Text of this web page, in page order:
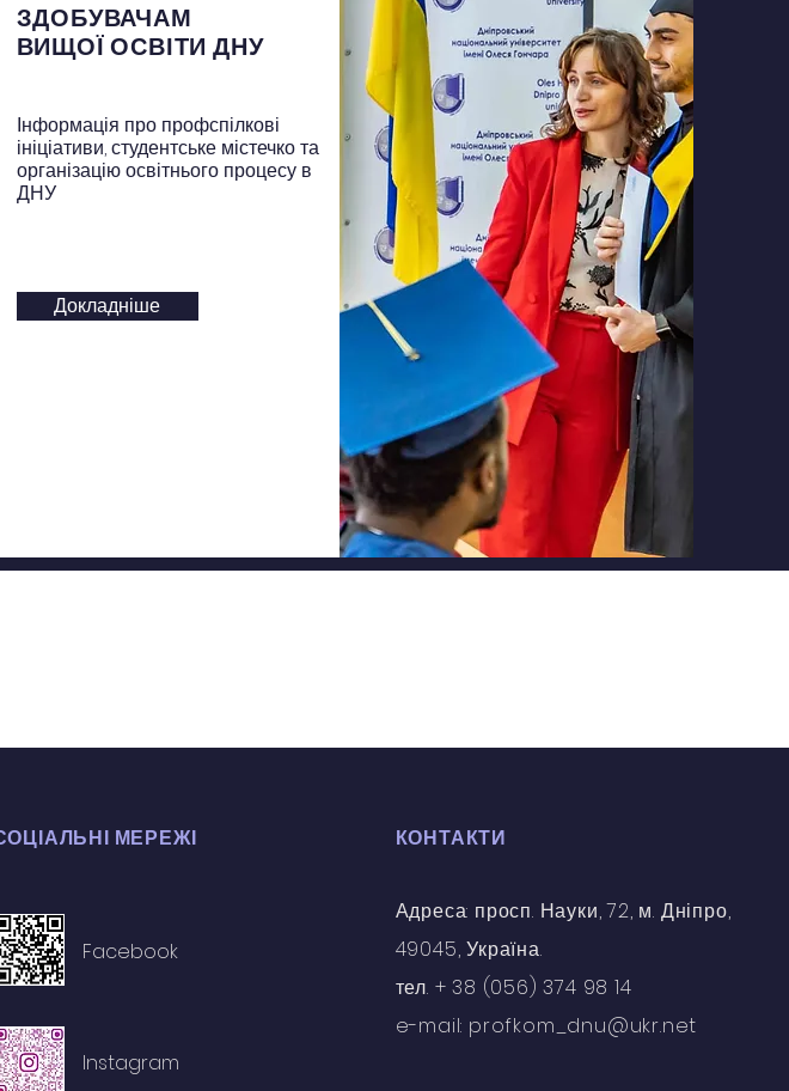
ЗДОБУВАЧАМ
ВИЩОЇ ОСВІТИ ДНУ
Інформація про профспілкові
ініціативи, студентське містечко та
організацію освітнього процесу в
ДНУ
Докладніше
МЕРЕЖІ
Facebook
Instagram
КОНТАКТИ
Адреса: просп. Науки, 72, м. Дніпро,
49045, Україна.
тел. + 38 (056) 374 98 14
e-mail: profkom_dnu@ukr.net